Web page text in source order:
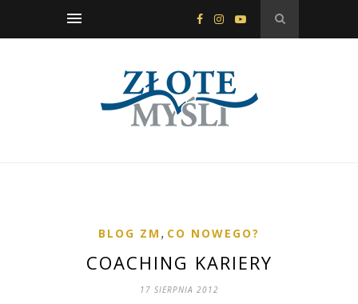
BLOG ZM , CO NOWEGO?
COACHING KARIERY
17 SIERPNIA 2012